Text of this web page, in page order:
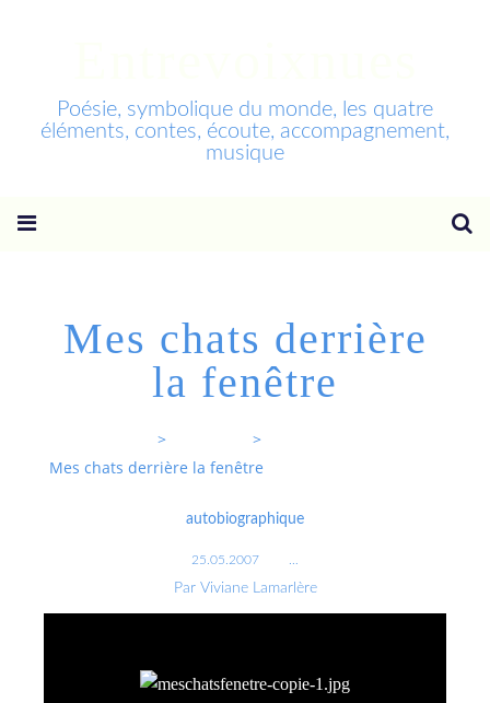
Poésie, symbolique du monde, les quatre
éléments, contes, écoute, accompagnement,
musique
Mes chats derrière
la fenêtre
>
>
Mes chats derrière la fenêtre
autobiographique
25.05.2007
Par Viviane Lamarlère